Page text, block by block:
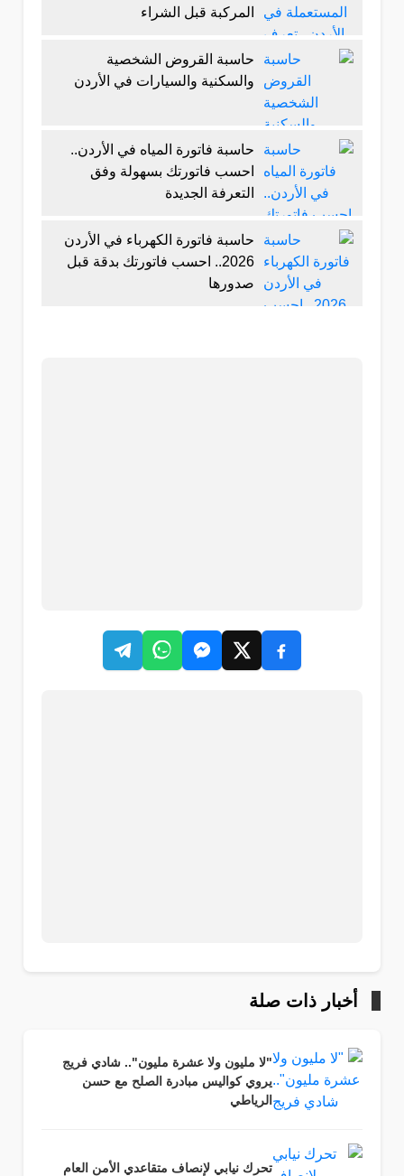
المركبة قبل الشراء
حاسبة القروض الشخصية
والسكنية والسيارات في الأردن
حاسبة فاتورة المياه في الأردن..
احسب فاتورتك بسهولة وفق
التعرفة الجديدة
حاسبة فاتورة الكهرباء في الأردن
2026.. احسب فاتورتك بدقة قبل
صدورها
أخبار ذات صلة
"لا مليون ولا عشرة مليون".. شادي فريج
يروي كواليس مبادرة الصلح مع حسن
الرياطي
تحرك نيابي لإنصاف متقاعدي الأمن العام